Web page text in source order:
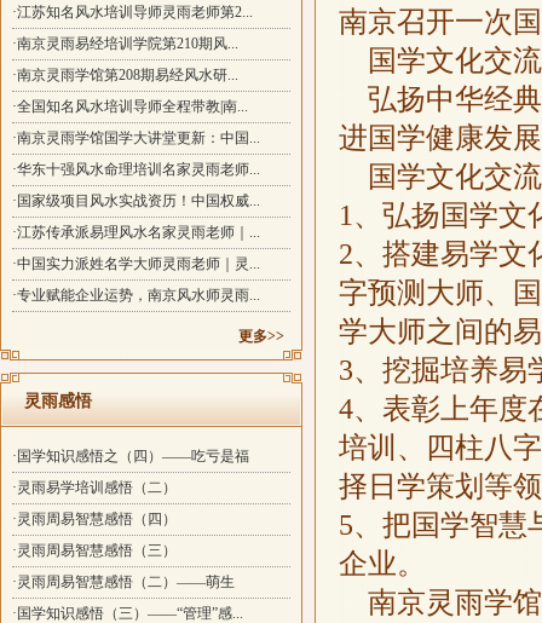
·江苏知名风水培训导师灵雨老师第2...
·南京灵雨易经培训学院第210期风...
·南京灵雨学馆第208期易经风水研...
·全国知名风水培训导师全程带教|南...
·南京灵雨学馆国学大讲堂更新：中国...
·华东十强风水命理培训名家灵雨老师...
·国家级项目风水实战资历！中国权威...
·江苏传承派易理风水名家灵雨老师｜...
·中国实力派姓名学大师灵雨老师｜灵...
·专业赋能企业运势，南京风水师灵雨...
更多>>
灵雨感悟
·国学知识感悟之（四）——吃亏是福
·灵雨易学培训感悟（二）
·灵雨周易智慧感悟（四）
·灵雨周易智慧感悟（三）
·灵雨周易智慧感悟（二）——萌生
·国学知识感悟（三）——“管理”感...
南京召开一次
国学文化交
弘扬中华经典
进国学健康发
国学文化交
1、弘扬国学文
2、搭建易学文
字预测大师、
学大师之间的
3、挖掘培养易
4、表彰上年度
培训、四柱八
择日学策划等
5、把国学智慧
企业。
南京灵雨学馆